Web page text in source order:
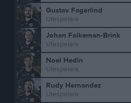
Gustav Fagerlind
Utespelare
Johan Falkeman-Brink
Utespelare
Noel Hedin
Utespelare
Rudy Hernandez
Utespelare